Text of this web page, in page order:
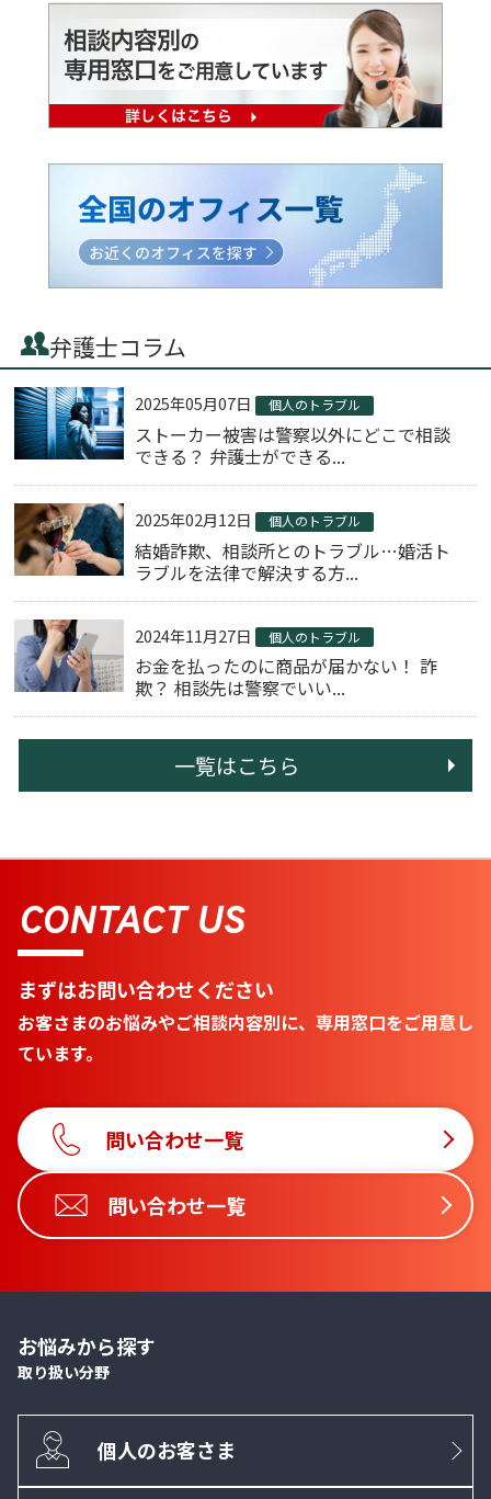
弁護士コラム
2025年05月07日 個人のトラブル
ストーカー被害は警察以外にどこで相談
できる？ 弁護士ができる...
2025年02月12日 個人のトラブル
結婚詐欺、相談所とのトラブル…婚活ト
ラブルを法律で解決する方...
2024年11月27日 個人のトラブル
お金を払ったのに商品が届かない！ 詐
欺？ 相談先は警察でいい...
一覧はこちら
CONTACT US
まずはお問い合わせください
お客さまのお悩みやご相談内容別に、専用窓口をご用意し
ています。
問い合わせ一覧
問い合わせ一覧
お悩みから探す
取り扱い分野
個人のお客さま